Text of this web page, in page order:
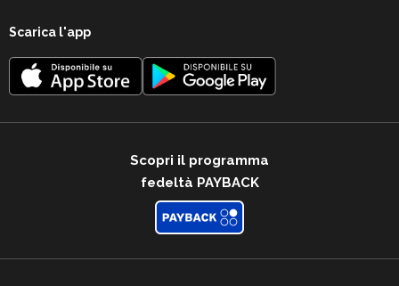
Scarica l'app
Scopri il programma
fedeltà PAYBACK